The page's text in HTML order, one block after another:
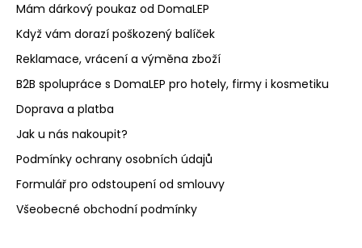
Mám dárkový poukaz od DomaLEP
Když vám dorazí poškozený balíček
Reklamace, vrácení a výměna zboží
B2B spolupráce s DomaLEP pro hotely, firmy i kosmetiku
Doprava a platba
Jak u nás nakoupit?
Podmínky ochrany osobních údajů
Formulář pro odstoupení od smlouvy
Všeobecné obchodní podmínky